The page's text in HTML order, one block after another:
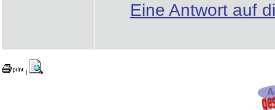
Eine Antwort auf
|